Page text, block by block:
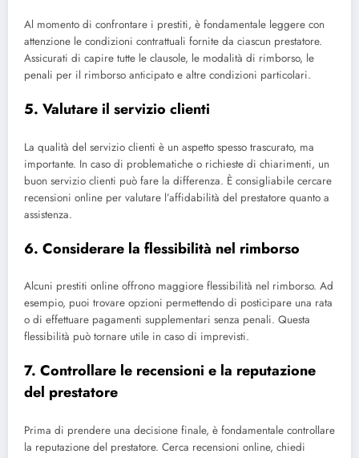
Al momento di confrontare i prestiti, è fondamentale leggere con
attenzione le condizioni contrattuali fornite da ciascun prestatore.
Assicurati di capire tutte le clausole, le modalità di rimborso, le
penali per il rimborso anticipato e altre condizioni particolari.
5. Valutare il servizio clienti
La qualità del servizio clienti è un aspetto spesso trascurato, ma
importante. In caso di problematiche o richieste di chiarimenti, un
buon servizio clienti può fare la differenza. È consigliabile cercare
recensioni online per valutare l’affidabilità del prestatore quanto a
assistenza.
6. Considerare la flessibilità nel rimborso
Alcuni prestiti online offrono maggiore flessibilità nel rimborso. Ad
esempio, puoi trovare opzioni permettendo di posticipare una rata
o di effettuare pagamenti supplementari senza penali. Questa
flessibilità può tornare utile in caso di imprevisti.
7. Controllare le recensioni e la reputazione
del prestatore
Prima di prendere una decisione finale, è fondamentale controllare
la reputazione del prestatore. Cerca recensioni online, chiedi